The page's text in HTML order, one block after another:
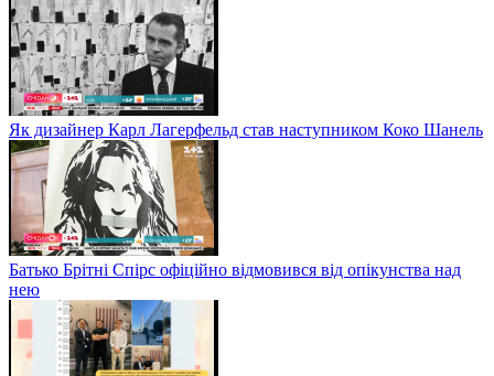
Як дизайнер Карл Лагерфельд став наступником Коко Шанель
Батько Брітні Спірс офіційно відмовився від опікунства над
нею